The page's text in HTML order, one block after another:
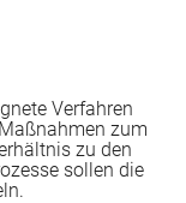
Verfahren
zum
zu den
sollen die